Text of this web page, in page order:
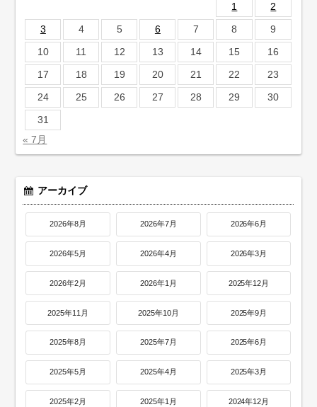
1
2
3
4 5 6 7 8
9
10
11 12 13 14 15
16
17
18 19 20 21 22
23
24
25 26 27 28 29
30
31
« 7月
アーカイブ
2026年8月 2026年7月 2026年6月
2026年5月 2026年4月 2026年3月
2026年2月 2026年1月 2025年12月
2025年11月 2025年10月 2025年9月
2025年8月 2025年7月 2025年6月
2025年5月 2025年4月 2025年3月
2025年2月 2025年1月 2024年12月